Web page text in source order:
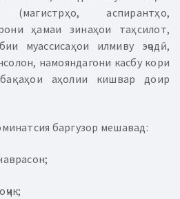
аспирантҳо,
ҳамаи зинаҳои таҳсилот,
муассисаҳои илмиву эҷодӣ,
намояндагони касбу кори
аҳолии кишвар доир
баргузор мешавад: